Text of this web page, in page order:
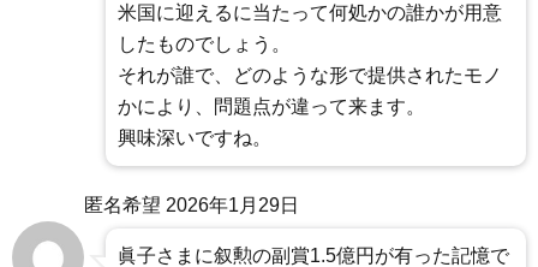
米国に迎えるに当たって何処かの誰かが用意
したものでしょう。
それが誰で、どのような形で提供されたモノ
かにより、問題点が違って来ます。
興味深いですね。
匿名希望 2026年1月29日
眞子さまに叙勲の副賞1.5億円が有った記憶で